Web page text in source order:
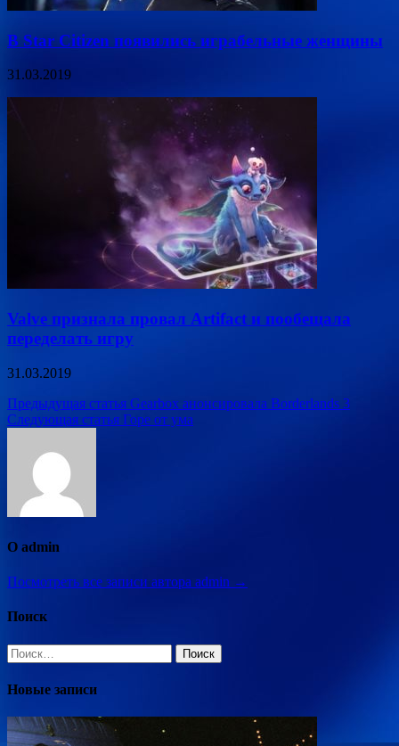
В Star Citizen появились играбельные женщины
31.03.2019
Valve признала провал Artifact и пообещала
переделать игру
31.03.2019
Навигация
по
записям
Предыдущая статья Gearbox анонсировала Borderlands 3
Следующая статья Горе от ума
О admin
Посмотреть все записи автора admin →
Поиск
Найти:
Новые записи